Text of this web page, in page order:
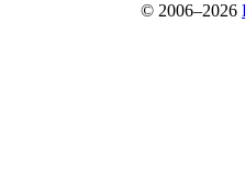
© 2006–2026